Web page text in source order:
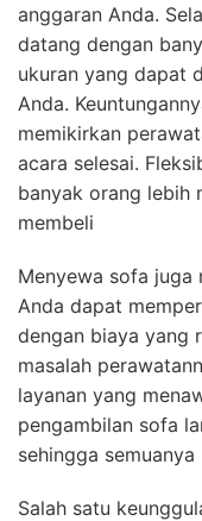
anggaran Anda.
datang dengan
ukuran yang dapat
Anda.
memikirkan
acara selesai.
banyak orang lebih
membeli
Menyewa sofa juga
Anda dapat
dengan biaya yang
masalah
layanan yang
pengambilan sofa
sehingga
Salah satu